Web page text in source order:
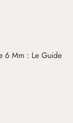
6 Mm : Le Guide